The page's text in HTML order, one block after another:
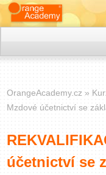
OrangeAcademy.cz
Mzdové účetnictví se
účetnictví se